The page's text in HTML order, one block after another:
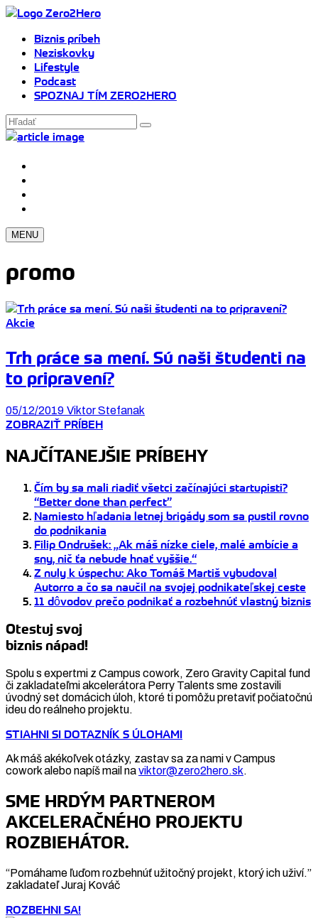
Biznis príbeh
Neziskovky
Lifestyle
Podcast
SPOZNAJ TÍM ZERO2HERO
MENU
promo
Akcie
Trh práce sa mení. Sú naši študenti na
to pripravení?
05/12/2019 Viktor Stefanak
ZOBRAZIŤ PRÍBEH
NAJČÍTANEJŠIE PRÍBEHY
Čím by sa mali riadiť všetci začínajúci startupisti?
“Better done than perfect”
Namiesto hľadania letnej brigády som sa pustil rovno
do podnikania
Filip Ondrušek: „Ak máš nízke ciele, malé ambície a
sny, nič ťa nebude hnať vyššie.“
Z nuly k úspechu: Ako Tomáš Martiš vybudoval
Autorro a čo sa naučil na svojej podnikateľskej ceste
11 dôvodov prečo podnikať a rozbehnúť vlastný biznis
Otestuj svoj
biznis nápad!
Spolu s expertmi z Campus cowork, Zero Gravity Capital fund
či zakladateľmi akcelerátora Perry Talents sme zostavili
úvodný set domácich úloh, ktoré ti pomôžu pretaviť počiatočnú
ideu do reálneho projektu.
STIAHNI SI DOTAZNÍK S ÚLOHAMI
Ak máš akékoľvek otázky, zastav sa za nami v Campus
cowork alebo napíš mail naviktor@zero2hero.sk.
SME HRDÝM PARTNEROM
AKCELERAČNÉHO PROJEKTU
ROZBIEHÁTOR.
“Pomáhame ľuďom rozbehnúť užitočný projekt, ktorý ich uživí.”
zakladateľ Juraj Kováč
ROZBEHNI SA!